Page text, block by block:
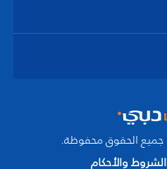
الشروط والأحكام